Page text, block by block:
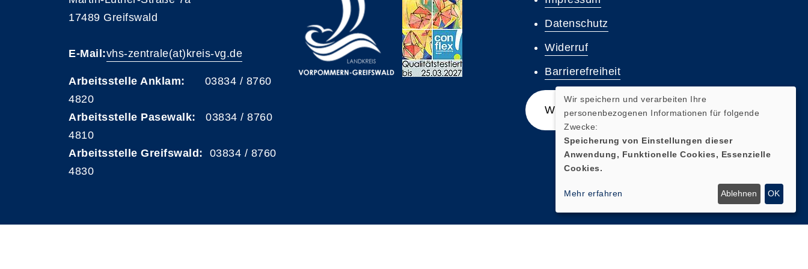
17489 Greifswald
E-Mail:vhs-zentrale(at)kreis-vg.de
Arbeitsstelle Anklam: 03834 / 8760
4820
Arbeitsstelle Pasewalk: 03834 / 8760
4810
Arbeitsstelle Greifswald: 03834 / 8760
4830
Datenschutz
Widerruf
Barrierefreiheit
Widerrufsformular
Wir speichern und verarbeiten Ihre
personenbezogenen Informationen für folgende
Zwecke:
Speicherung von Einstellungen dieser
Anwendung, Funktionelle Cookies, Essenzielle
Cookies.
Mehr erfahren Ablehnen OK